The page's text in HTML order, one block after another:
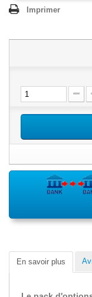
Imprimer
En savoir plus